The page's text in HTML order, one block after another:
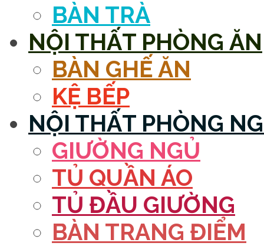
BÀN TRÀ
NỘI THẤT PHÒNG ĂN
BÀN GHẾ ĂN
KỆ BẾP
NỘI THẤT PHÒNG
GIƯỜNG NGỦ
TỦ QUẦN ÁO
TỦ ĐẦU GIƯỜNG
BÀN TRANG ĐIỂM